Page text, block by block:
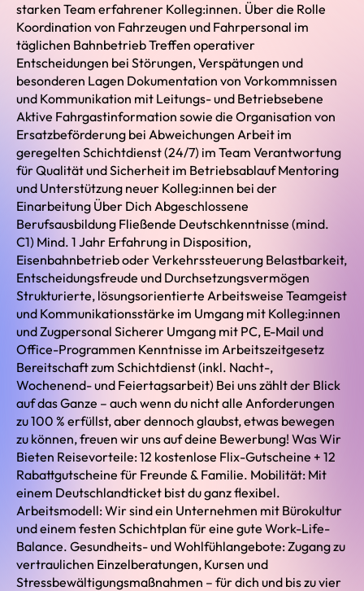
starken Team erfahrener Kolleg:innen. Über die Rolle
Koordination von Fahrzeugen und Fahrpersonal im
täglichen Bahnbetrieb Treffen operativer
Entscheidungen bei Störungen, Verspätungen und
besonderen Lagen Dokumentation von Vorkommnissen
und Kommunikation mit Leitungs- und Betriebsebene
Aktive Fahrgastinformation sowie die Organisation von
Ersatzbeförderung bei Abweichungen Arbeit im
geregelten Schichtdienst (24/7) im Team Verantwortung
für Qualität und Sicherheit im Betriebsablauf Mentoring
und Unterstützung neuer Kolleg:innen bei der
Einarbeitung Über Dich Abgeschlossene
Berufsausbildung Fließende Deutschkenntnisse (mind.
C1) Mind. 1 Jahr Erfahrung in Disposition,
Eisenbahnbetrieb oder Verkehrssteuerung Belastbarkeit,
Entscheidungsfreude und Durchsetzungsvermögen
Strukturierte, lösungsorientierte Arbeitsweise Teamgeist
und Kommunikationsstärke im Umgang mit Kolleg:innen
und Zugpersonal Sicherer Umgang mit PC, E-Mail und
Office-Programmen Kenntnisse im Arbeitszeitgesetz
Bereitschaft zum Schichtdienst (inkl. Nacht-,
Wochenend- und Feiertagsarbeit) Bei uns zählt der Blick
auf das Ganze – auch wenn du nicht alle Anforderungen
zu 100 % erfüllst, aber dennoch glaubst, etwas bewegen
zu können, freuen wir uns auf deine Bewerbung! Was Wir
Bieten Reisevorteile: 12 kostenlose Flix-Gutscheine + 12
Rabattgutscheine für Freunde & Familie. Mobilität: Mit
einem Deutschlandticket bist du ganz flexibel.
Arbeitsmodell: Wir sind ein Unternehmen mit Bürokultur
und einem festen Schichtplan für eine gute Work-Life-
Balance. Gesundheits- und Wohlfühlangebote: Zugang zu
vertraulichen Einzelberatungen, Kursen und
Stressbewältigungsmaßnahmen – für dich und bis zu vier